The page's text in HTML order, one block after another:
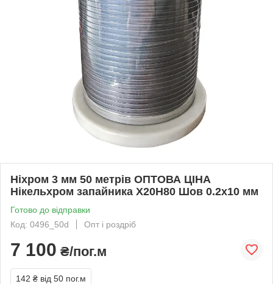
Ніхром 3 мм 50 метрів ОПТОВА ЦІНА
Нікельхром запайника Х20Н80 Шов 0.2х10 мм
Готово до відправки
Код: 0496_50d
Опт і роздріб
7 100 ₴/пог.м
142 ₴ від 50 пог.м